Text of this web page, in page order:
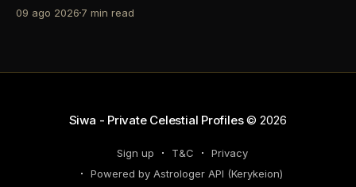
dalla Luna in Gemelli, possono generare interazioni
09 ago 2026 7 min read
Siwa - Private Celestial Profiles© 2026
Sign up T&C
Privacy
Powered by Astrologer API (Kerykeion)